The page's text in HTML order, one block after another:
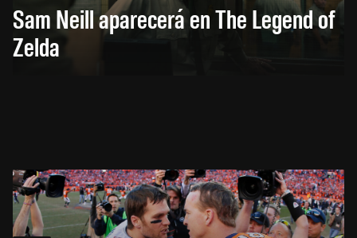
Sam Neill aparecerá en The Legend of
Zelda